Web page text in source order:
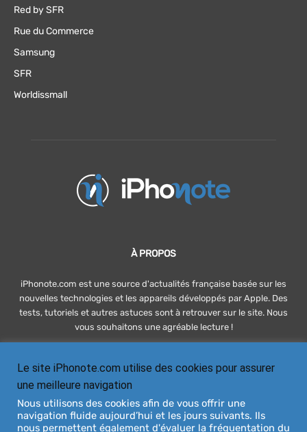
Red by SFR
Rue du Commerce
Samsung
SFR
Worldissmall
À PROPOS
iPhonote.com est une source d'actualités française basée sur les
nouvelles technologies et les appareils développés par Apple. Des
tests, tutoriels et autres astuces sont à retrouver sur le site. Nous
vous souhaitons une agréable lecture !
Le site iPhonote.com utilise des cookies pour assurer
une meilleure navigation
Nous utilisons des cookies afin de vous offrir une
navigation fluide aujourd’hui et les jours suivants. Ils
nous permettent également d'évaluer la fréquentation du